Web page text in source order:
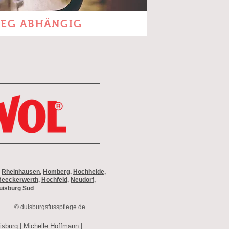
ABHÄNGIG
© duisburgsfusspflege.de
Rheinhausen, Homberg, Hochheide,
, Hochfeld, Neudorf,
Süd
Michelle Hoffmann